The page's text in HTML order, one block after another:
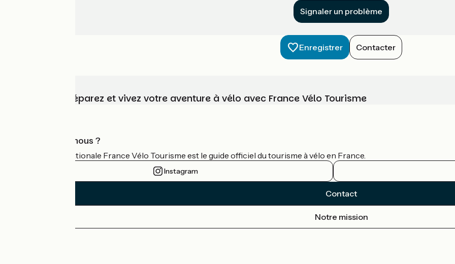
Signaler un problème
Enregistrer Contacter
Choisissez, préparez et vivez votre aventure à vélo avec France Vélo Tourisme
Qui sommes-nous ?
L'association nationale France Vélo Tourisme est le guide officiel du tourisme à vélo en France.
Instagram
Contact
Notre mission